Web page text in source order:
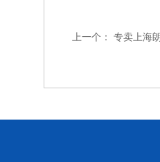
上一个： 专卖上海